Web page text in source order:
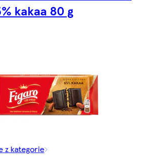
kakaa 80 g
z kategorie